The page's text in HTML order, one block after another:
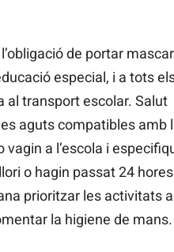
de portar
especial, i a tots
al transport escolar. Salut
aguts compatibles amb
a l’escola i
o hagin passat 24
prioritzar les activitats a
la higiene de mans.